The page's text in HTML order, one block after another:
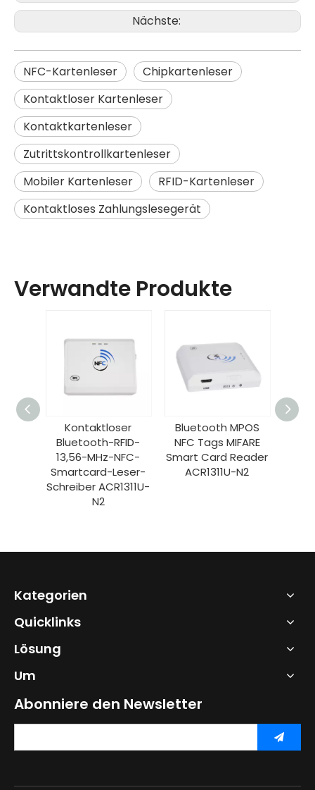
Nächste:
NFC-Kartenleser
Chipkartenleser
Kontaktloser Kartenleser
Kontaktkartenleser
Zutrittskontrollkartenleser
Mobiler Kartenleser
RFID-Kartenleser
Kontaktloses Zahlungslesegerät
Verwandte Produkte
Kontaktloser
Bluetooth-RFID-
13,56-MHz-NFC-
Smartcard-Leser-
Schreiber ACR1311U-
N2
Bluetooth MPOS
NFC Tags MIFARE
Smart Card Reader
ACR1311U-N2
Kategorien
Quicklinks
Lösung
Um
Abonniere den Newsletter